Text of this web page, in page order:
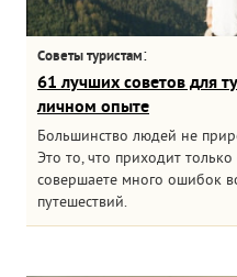
Советы туристам:
61 лучших советов для
личном опыте
Большинство людей не
Это то, что приходит
совершаете много ошибок
путешествий.